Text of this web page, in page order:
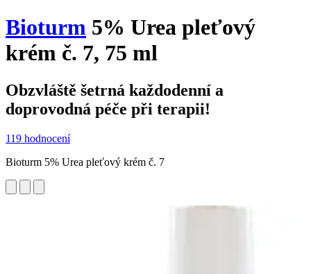
Bioturm 5% Urea pleťový
krém č. 7, 75 ml
Obzvláště šetrná každodenní a
doprovodná péče při terapii!
119 hodnocení
Bioturm 5% Urea pleťový krém č. 7